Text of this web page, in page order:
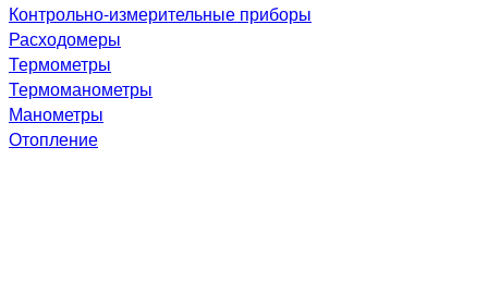
Контрольно-измерительные приборы
Расходомеры
Термометры
Термоманометры
Манометры
Отопление